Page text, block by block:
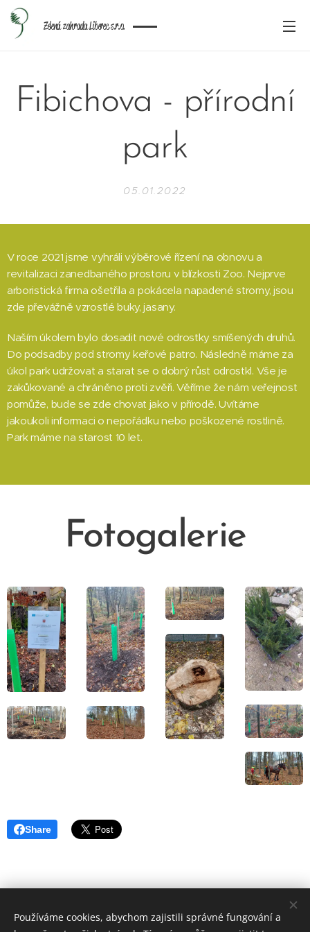
Zelená zahrada Liberec s.r.o.
Fibichova - přírodní
park
05.01.2022
V roce 2021 jsme vyhráli výběrové řízení na obnovu a
revitalizaci zanedbaného prostoru v blízkosti Zoo. Nejprve
arboristická firma ošetřila a pokácela napadené stromy, jsou
zde převážně vzrostlé buky, jasany.
Naším úkolem bylo dosadit nové odrostky smíšených druhů.
Do podsadby pod stromy keřové patro. Následně máme za
úkol park udržovat a starat se o dobrý růst odrostkl. Vše je
zakůkované a chráněno proti zvěři. Věříme že nám veřejnost
pomůže, bude se zde chovat jako v přírodě. Uvítáme
jakoukoli informaci o nepořádku nebo poškozené rostlině.
Park máme na starost 10 let.
Fotogalerie
Share
Používáme cookies, abychom zajistili správné fungování a